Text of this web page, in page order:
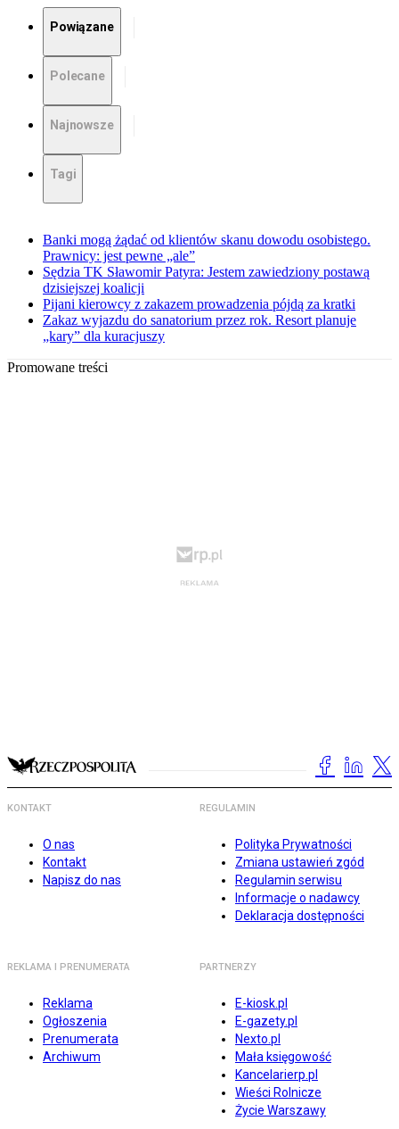
Powiązane
Polecane
Najnowsze
Tagi
Banki mogą żądać od klientów skanu dowodu osobistego.
Prawnicy: jest pewne „ale”
Sędzia TK Sławomir Patyra: Jestem zawiedziony postawą
dzisiejszej koalicji
Pijani kierowcy z zakazem prowadzenia pójdą za kratki
Zakaz wyjazdu do sanatorium przez rok. Resort planuje
„kary” dla kuracjuszy
Promowane treści
KONTAKT
O nas
Kontakt
Napisz do nas
REGULAMIN
Polityka Prywatności
Zmiana ustawień zgód
Regulamin serwisu
Informacje o nadawcy
Deklaracja dostępności
REKLAMA I PRENUMERATA
Reklama
Ogłoszenia
Prenumerata
Archiwum
PARTNERZY
E-kiosk.pl
E-gazety.pl
Nexto.pl
Mała księgowość
Kancelarierp.pl
Wieści Rolnicze
Życie Warszawy